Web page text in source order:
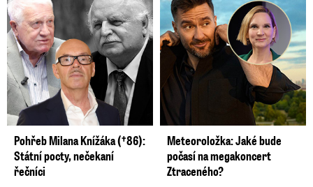
Pohřeb Milana Knížáka (†86):
Státní pocty, nečekaní
řečníci
Meteoroložka: Jaké bude
počasí na megakoncert
Ztraceného?